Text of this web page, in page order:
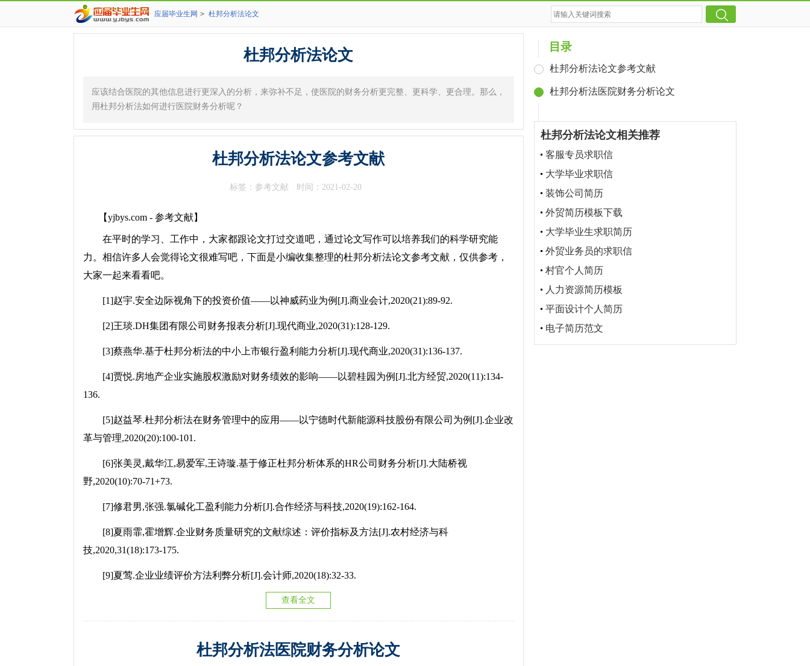
应届毕业生网 > 杜邦分析法论文
杜邦分析法论文
应该结合医院的其他信息进行更深入的分析，来弥补不足，使医院的财务分析更完整、更科学、更合理。那么，
用杜邦分析法如何进行医院财务分析呢？
杜邦分析法论文参考文献
标签：参考文献 时间：2021-02-20
【yjbys.com - 参考文献】
在平时的学习、工作中，大家都跟论文打过交道吧，通过论文写作可以培养我们的科学研究能
力。相信许多人会觉得论文很难写吧，下面是小编收集整理的杜邦分析法论文参考文献，仅供参考，
大家一起来看看吧。
[1]赵宇.安全边际视角下的投资价值——以神威药业为例[J].商业会计,2020(21):89-92.
[2]王琰.DH集团有限公司财务报表分析[J].现代商业,2020(31):128-129.
[3]蔡燕华.基于杜邦分析法的中小上市银行盈利能力分析[J].现代商业,2020(31):136-137.
[4]贾悦.房地产企业实施股权激励对财务绩效的影响——以碧桂园为例[J].北方经贸,2020(11):134-
136.
[5]赵益琴.杜邦分析法在财务管理中的应用——以宁德时代新能源科技股份有限公司为例[J].企业改
革与管理,2020(20):100-101.
[6]张美灵,戴华江,易爱军,王诗璇.基于修正杜邦分析体系的HR公司财务分析[J].大陆桥视
野,2020(10):70-71+73.
[7]修君男,张强.氯碱化工盈利能力分析[J].合作经济与科技,2020(19):162-164.
[8]夏雨霏,霍增辉.企业财务质量研究的文献综述：评价指标及方法[J].农村经济与科
技,2020,31(18):173-175.
[9]夏莺.企业业绩评价方法利弊分析[J].会计师,2020(18):32-33.
查看全文
杜邦分析法医院财务分析论文
目录
杜邦分析法论文参考文献
杜邦分析法医院财务分析论文
杜邦分析法论文相关推荐
客服专员求职信
大学毕业求职信
装饰公司简历
外贸简历模板下载
大学毕业生求职简历
外贸业务员的求职信
村官个人简历
人力资源简历模板
平面设计个人简历
电子简历范文